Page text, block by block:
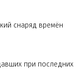
снаряд времён
при последних